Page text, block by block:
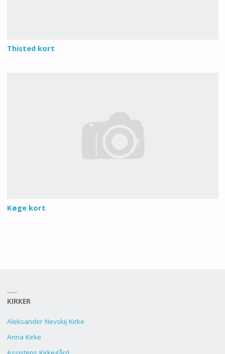
Thisted kort
Køge kort
KIRKER
Aleksander Nevskij Kirke
Anna Kirke